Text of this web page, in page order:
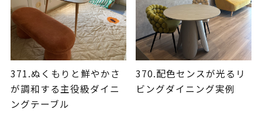
371.ぬくもりと鮮やかさ
が調和する主役級ダイニ
ングテーブル
370.配色センスが光るリ
ビングダイニング実例